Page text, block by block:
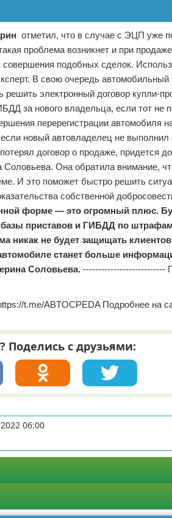
отметил, что в случае с ЭЦП уже
проблема возникнет и при
подобных сделок.
В свою очередь автомобильный
электронный договор купли-
за нового владельца, если тот не
перерегистрации автомобиля
новый автовладелец не выполнил
договор о продаже, придется
Она обратила внимание,
И это поможет быстро решить
собственной
форме — это огромный плюс.
приставов и ГИБДД по
никак не будет защищать
станет больше
Соловьева. ---------------------------
t.me/ABTOCPEDA Подробнее на
Поделись с друзьями:
06:00